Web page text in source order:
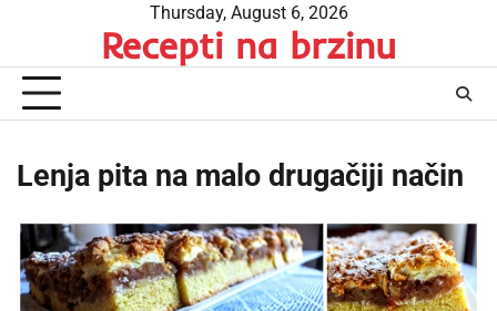
content
Thursday, August 6, 2026
Recepti na brzinu
Lenja pita na malo drugačiji način